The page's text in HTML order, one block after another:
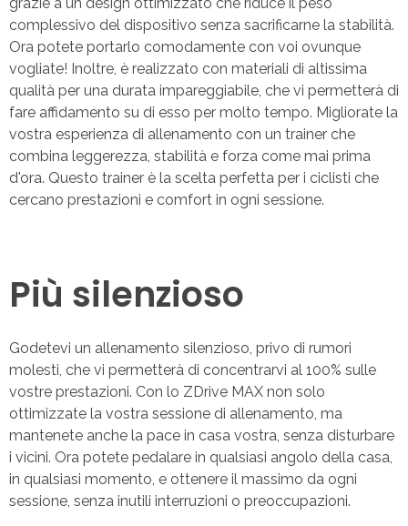
complessivo del dispositivo senza sacrificarne la stabilità.
Ora potete portarlo comodamente con voi ovunque
vogliate! Inoltre, è realizzato con materiali di altissima
qualità per una durata impareggiabile, che vi permetterà di
fare affidamento su di esso per molto tempo. Migliorate la
vostra esperienza di allenamento con un trainer che
combina leggerezza, stabilità e forza come mai prima
d'ora. Questo trainer è la scelta perfetta per i ciclisti che
cercano prestazioni e comfort in ogni sessione.
Più silenzioso
Godetevi un allenamento silenzioso, privo di rumori
molesti, che vi permetterà di concentrarvi al 100% sulle
vostre prestazioni. Con lo ZDrive MAX non solo
ottimizzate la vostra sessione di allenamento, ma
mantenete anche la pace in casa vostra, senza disturbare
i vicini. Ora potete pedalare in qualsiasi angolo della casa,
in qualsiasi momento, e ottenere il massimo da ogni
sessione, senza inutili interruzioni o preoccupazioni.